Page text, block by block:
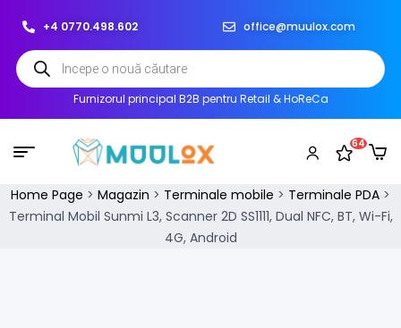
+4 0770.498.602 office@muulox.com
Furnizorul principal B2B pentru Retail & HoReCa
64
Home Page > Magazin > Terminale mobile > Terminale PDA >
Terminal Mobil Sunmi L3, Scanner 2D SS1111, Dual NFC, BT, Wi-Fi,
4G, Android